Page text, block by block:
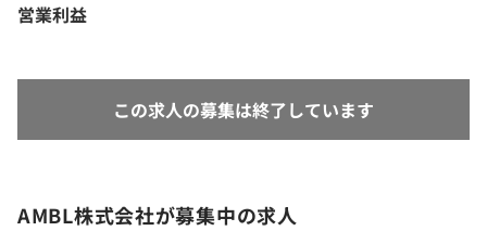
営業利益
この求人の募集は終了しています
AMBL株式会社が募集中の求人